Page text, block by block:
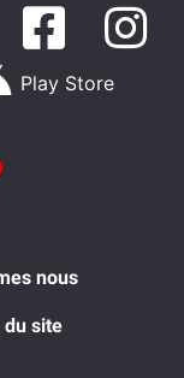
Play Store
nous
du site